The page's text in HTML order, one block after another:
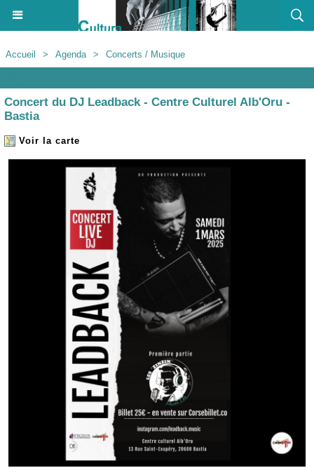
Accueil > Agenda > Concerts / Musique
Concert du DJ Leadback - Centre Culturel Alb'Oru -
Bastia
Voir la carte